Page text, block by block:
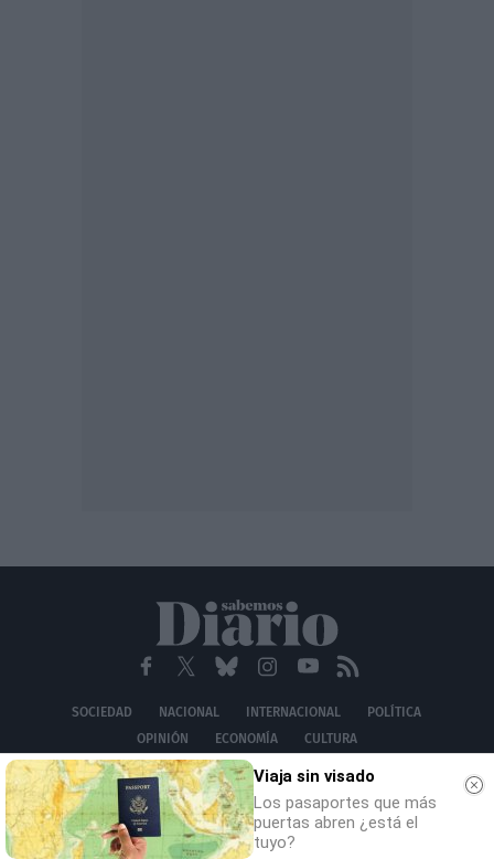
SOCIEDAD NACIONAL INTERNACIONAL
POLÍTICA
OPINIÓN
ECONOMÍA CULTURA
EQUIPO AVISO LEGAL POLÍTICA DE PRIVACIDAD
POLÍTICA DE COOKIES
CONTACTO
© 2026 Multimedia Ediciones Globales S.L.
Viaja sin visado
Los pasaportes que más
puertas abren ¿está el
tuyo?